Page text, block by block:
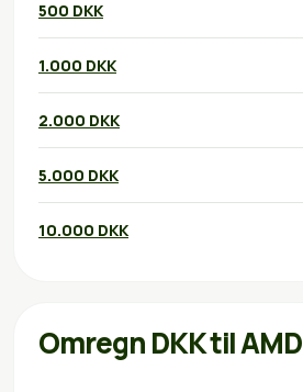
500 DKK
1.000 DKK
2.000 DKK
5.000 DKK
10.000 DKK
Omregn DKK til AMD